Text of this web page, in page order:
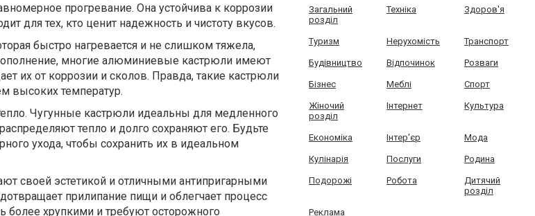
прогревание. Она устойчива к коррозии
для тех, кто ценит надежность и чистоту вкусов.
быстро нагревается и не слишком тяжела,
многие алюминиевые кастрюли имеют
их от коррозии и сколов. Правда, такие кастрюли
высоких температур.
Чугунные кастрюли идеальны для медленного
тепло и долго сохраняют его. Будьте
ухода, чтобы сохранить их в идеальном
своей эстетикой и отличными антипригарными
прилипание пищи и облегчает процесс
более хрупкими и требуют осторожного
Загальний
розділ
Техніка Здоров'я
Туризм Нерухомість Транспорт
Будівництво Відпочинок Розваги
Бізнес Меблі Спорт
Жіночий
розділ
Інтернет Культура
Економіка Інтер'єр Мода
Кулінарія Послуги Родина
Подорожі Робота
Дитячий
розділ
Реклама